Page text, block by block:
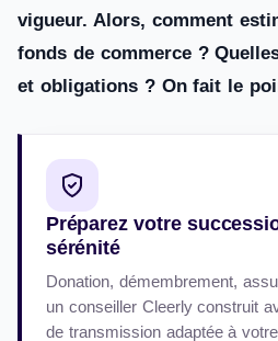
vigueur. Alors, comment
fonds de commerce ?
et obligations ? On fait le
Préparez votre
sérénité
Donation, démembrement,
un conseiller Cleerly construit
de transmission adaptée à